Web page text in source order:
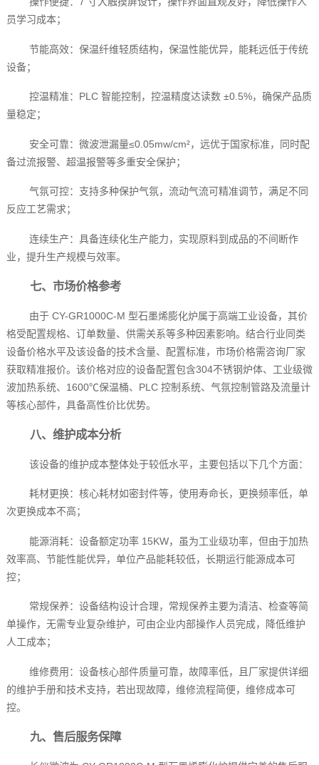
员学习成本；
节能高效：保温纤维轻质结构，保温性能优异，能耗远低于传统
设备；
控温精准：PLC 智能控制，控温精度达读数 ±0.5%，确保产品质
量稳定；
安全可靠：微波泄漏量≤0.05mw/cm²，远优于国家标准，同时配
备过流报警、超温报警等多重安全保护；
气氛可控：支持多种保护气氛，流动气流可精准调节，满足不同
反应工艺需求；
连续生产：具备连续化生产能力，实现原料到成品的不间断作
业，提升生产规模与效率。
七、市场价格参考
由于 CY-GR1000C-M 型石墨烯膨化炉属于高端工业设备，其价
格受配置规格、订单数量、供需关系等多种因素影响。结合行业同类
设备价格水平及该设备的技术含量、配置标准，市场价格需咨询厂家
获取精准报价。该价格对应的设备配置包含304不锈钢炉体、工业级微
波加热系统、1600℃保温桶、PLC 控制系统、气氛控制管路及流量计
等核心部件，具备高性价比优势。
八、维护成本分析
该设备的维护成本整体处于较低水平，主要包括以下几个方面：
耗材更换：核心耗材如密封件等，使用寿命长，更换频率低，单
次更换成本不高；
能源消耗：设备额定功率 15KW，虽为工业级功率，但由于加热
效率高、节能性能优异，单位产品能耗较低，长期运行能源成本可
控；
常规保养：设备结构设计合理，常规保养主要为清洁、检查等简
单操作，无需专业复杂维护，可由企业内部操作人员完成，降低维护
人工成本；
维修费用：设备核心部件质量可靠，故障率低，且厂家提供详细
的维护手册和技术支持，若出现故障，维修流程简便，维修成本可
控。
九、售后服务保障